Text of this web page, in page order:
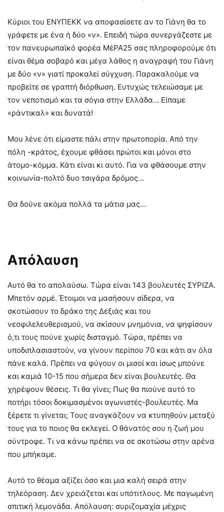
Κύριοι του ΕΝΥΠΕΚΚ να αποφασίσετε αν το Γιάνη θα το
γράφετε με ένα ή δύο «ν». Επειδή τώρα συνεργάζεστε με
τον πανευρωπαϊκό φορέα ΜέΡΑ25 σας πληροφορούμε ότι
είναι θέμα σοβαρό και μέγα λάθος η αναγραφή του Γιάνη
με δύο «ν» γιατί προκαλεί σύγχυση. Παρακαλούμε να
προβείτε σε γραπτή διόρθωση. Ευτυχώς τελειώσαμε με
τον νεποτισμό και τα σόγια στην Ελλάδα… Είπαμε
«ράντικαλ» και δυνατά!
Μου λένε ότι είμαστε πάλι στην πρωτοπορία. Από την
πόλη -κράτος, έχουμε φθάσει πρώτοι και μόνοι στο
άτομο-κόμμα. Κάτι είναι κι αυτό. Για να φθάσουμε στην
κοινωνία-πολτό δυο τσιγάρα δρόμος…
Θα δούνε ακόμα πολλά τα μάτια μας…
Απόλαυση
Αυτό θα το απολαύσω. Τώρα είναι 143 βουλευτές ΣΥΡΙΖΑ.
Μπετόν αρμέ. Έτοιμοι να μασήσουν σίδερα, να
σκοτώσουν το δράκο της Δεξιάς και του
νεοφιλελευθερισμού, να σκίσουν μνημόνια, να ψηφίσουν
ό,τι τους πούνε χωρίς δισταγμό. Τώρα, πρέπει να
υποδιπλασιαστούν, να γίνουν περίπου 70 και κάτι αν όλα
πάνε καλά. Πρέπει να φύγουν οι μισοί και ίσως μπούνε
και καμιά 10-15 που σήμερα δεν είναι βουλευτές. Θα
χηρέψουν θέσεις. Τι θα γίνει; Πως θα πιούνε αυτό το
ποτήρι τόσοι δοκιμασμένοι αγωνιστές-βουλευτές. Μα
ξέρετε τι γίνεται; Τους αναγκάζουν να κτυπηθούν μεταξύ
τους για το ποιος θα εκλεγεί. Ο θάνατός σου η ζωή μου
σύντροφε. Τι να κάνω πρέπει να σε σκοτώσω στην αρένα
που μπήκαμε.
Αυτό το θέαμα αξίζει όσο και μια καλή σειρά στην
τηλεόραση. Δεν χρειάζεται και υπότιτλους. Με παγωμένη
σπιτική λεμονάδα. Απόλαυση: συριζομαχία μέχρις